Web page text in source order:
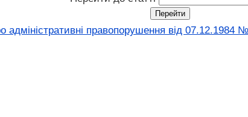
адміністративні правопорушення вiд 07.12.1984